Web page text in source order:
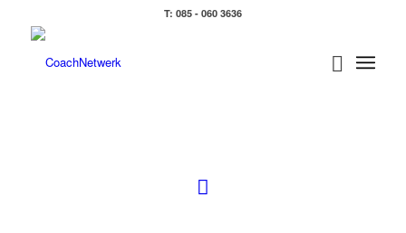
T: 085 - 060 3636